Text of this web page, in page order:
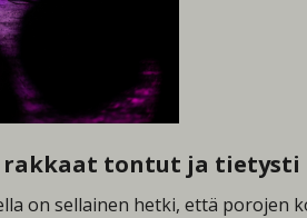
rakkaat tontut ja tietysti
on sellainen hetki, että